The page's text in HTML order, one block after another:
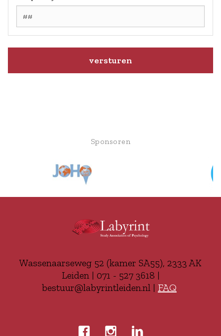
Sponsoren
Wassenaarseweg 52 (kamer SA55), 2333 AK
Leiden | 071 - 527 3618 |
bestuur@labyrintleiden.nl | FAQ